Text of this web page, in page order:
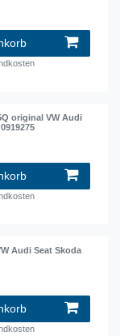
original VW Audi
Audi Seat Skoda